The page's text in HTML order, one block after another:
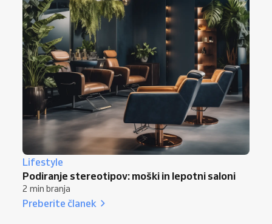
Lifestyle
Podiranje stereotipov: moški in lepotni saloni
2 min branja
Preberite članek